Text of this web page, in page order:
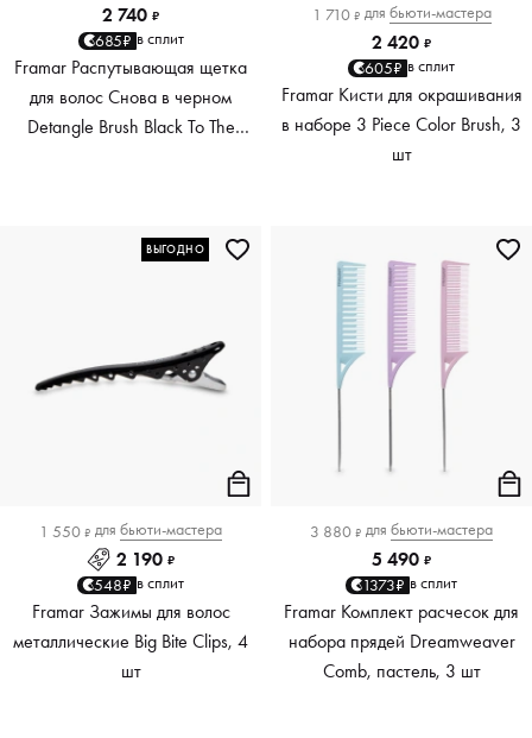
2 740 ₽
685₽ в сплит
Framar Распутывающая щетка
для волос Снова в черном
Detangle Brush Black To The
1 710 ₽ для бьюти-мастера
2 420 ₽
605₽ в сплит
Framar Кисти для окрашивания
в наборе 3 Piece Color Brush, 3
шт
ВЫГОДНО
1 550 ₽ для бьюти-мастера
2 190 ₽
548₽ в сплит
Framar Зажимы для волос
металлические Big Bite Clips, 4
шт
3 880 ₽ для бьюти-мастера
5 490 ₽
1373₽ в сплит
Framar Комплект расчесок для
набора прядей Dreamweaver
Comb, пастель, 3 шт